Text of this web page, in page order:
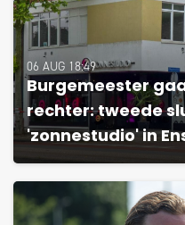
06 AUG 18:49
Burgemeester
rechter: tweede
'zonnestudio' in